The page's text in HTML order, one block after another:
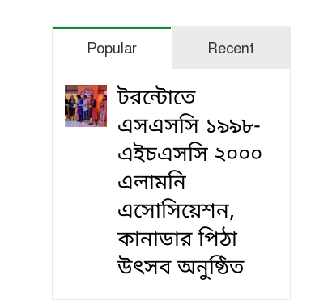
Popular Recent
টরন্টোতে
এসএসসি ১৯৯৮-
এইচএসসি ২০০০
এলামনি
এসোসিয়েশন,
কানাডার পিঠা
উৎসব অনুষ্ঠিত